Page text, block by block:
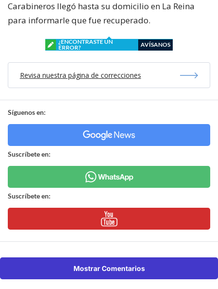
Carabineros llegó hasta su domicilio en La Reina
para informarle que fue recuperado.
¿ENCONTRASTE UN
ERROR?
AVÍSANOS
Revisa nuestra página de correcciones
Síguenos en:
Suscríbete en:
Suscríbete en:
Mostrar Comentarios